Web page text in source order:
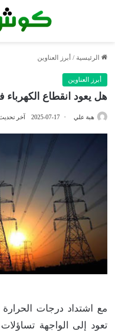
الرئيسية / أبرز العناوين
أبرز العناوين
هل يعود انقطاع
هبة علي 2025-07-17 آخر تحديث: 2025-
تعود إلى الواجهة